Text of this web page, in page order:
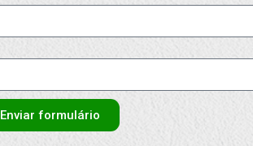
Enviar formulário